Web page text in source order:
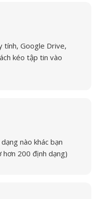
tính, Google Drive,
kéo tập tin vào
nào khác bạn
hơn 200 định dạng)